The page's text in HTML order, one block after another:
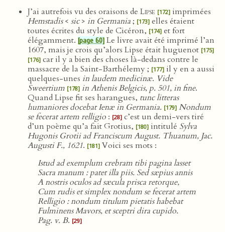
J’ai autrefois vu des oraisons de Lipse [172] imprimées
Hemstadis< sic> in Germania; [173] elles étaient
toutes écrites du style de Cicéron, [174] et fort
élégamment. [page 60] Le livre avait été imprimé l’an
1607, mais je crois qu’alors Lipse était huguenot [175]
[176] car il y a bien des choses là-dedans contre le
massacre de la Saint-Barthélemy ; [177] il y en a aussi
quelques-unes in laudem medicinæ. Vide
Sweertium [178] in Athenis Belgicis, p. 501, in fine.
Quand Lipse fit ses harangues, tunc litteras
humaniores docebat Ienæ in Germania. [179] Nondum
se fecerat artem relligio : [28] c’est un demi-vers tiré
d’un poème qu’a fait Grotius, [180] intitulé Sylva
Hugonis Grotii ad Franciscum August. Thuanum, Jac.
Augusti F., 1621. [181] Voici ses mots :
Istud ad exemplum crebram tibi pagina lasset
Sacra manum : patet illa piis. Sed sæpius annis
A nostris oculos ad sæcula prisca retorque,
Cum rudis et simplex nondum se fecerat artem
Relligio : nondum titulum pietatis habebat
Fulminens Mavors, et sceptri dira cupido.
Pag. v. B. [29]